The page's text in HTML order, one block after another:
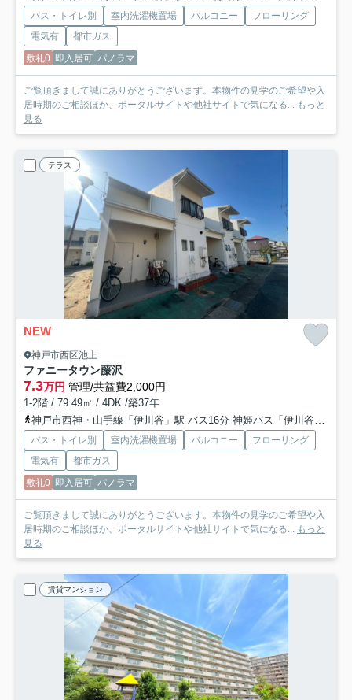
バス・トイレ別 室内洗濯機置場 バルコニー
フローリング
電気有
都市ガス
敷礼0 即入居可 パノラマ
ご覧頂きまして誠にありがとうございます。本物件の見学のご希望や入
居時期のご相談ほか、ポータルサイトや他社サイトで気になる... もっと
見る
テラス
NEW
神戸市西区池上
ファニータウン藤沢
7.3万円 管理/共益費2,000円
1-2階 / 79.49㎡ / 4DK /築37年
神戸市西神・山手線「伊川谷」駅 バス16分 神姫バス「伊川谷出張所前」 停歩5分
バス・トイレ別 室内洗濯機置場 バルコニー
フローリング
電気有
都市ガス
敷礼0 即入居可 パノラマ
ご覧頂きまして誠にありがとうございます。本物件の見学のご希望や入
居時期のご相談ほか、ポータルサイトや他社サイトで気になる... もっと
見る
賃貸マンション